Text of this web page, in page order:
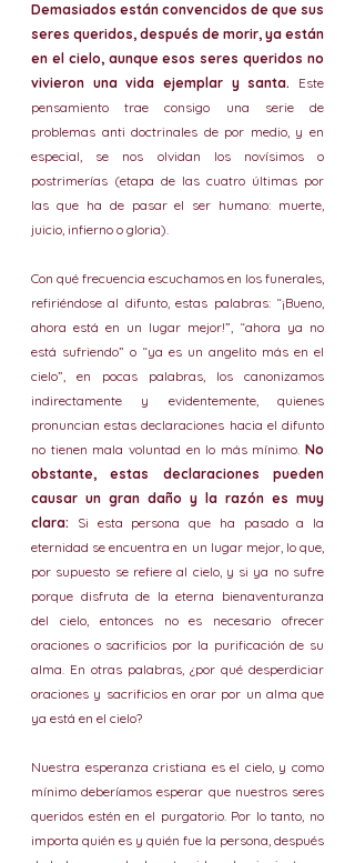
Demasiados están convencidos de que sus
seres queridos, después de morir, ya están
en el cielo, aunque esos seres queridos no
vivieron una vida ejemplar y santa. Este
pensamiento trae consigo una serie de
problemas anti doctrinales de por medio, y en
especial, se nos olvidan los novísimos o
postrimerías (etapa de las cuatro últimas por
las que ha de pasar el ser humano: muerte,
juicio, infierno o gloria).
Con qué frecuencia escuchamos en los funerales,
refiriéndose al difunto, estas palabras: “¡Bueno,
ahora está en un lugar mejor!”, “ahora ya no
está sufriendo” o “ya es un angelito más en el
cielo”, en pocas palabras, los canonizamos
indirectamente y evidentemente, quienes
pronuncian estas declaraciones hacia el difunto
no tienen mala voluntad en lo más mínimo. No
obstante, estas declaraciones pueden
causar un gran daño y la razón es muy
clara: Si esta persona que ha pasado a la
eternidad se encuentra en un lugar mejor, lo que,
por supuesto se refiere al cielo, y si ya no sufre
porque disfruta de la eterna bienaventuranza
del cielo, entonces no es necesario ofrecer
oraciones o sacrificios por la purificación de su
alma. En otras palabras, ¿por qué desperdiciar
oraciones y sacrificios en orar por un alma que
ya está en el cielo?
Nuestra esperanza cristiana es el cielo, y como
mínimo deberíamos esperar que nuestros seres
queridos estén en el purgatorio. Por lo tanto, no
importa quién es y quién fue la persona, después